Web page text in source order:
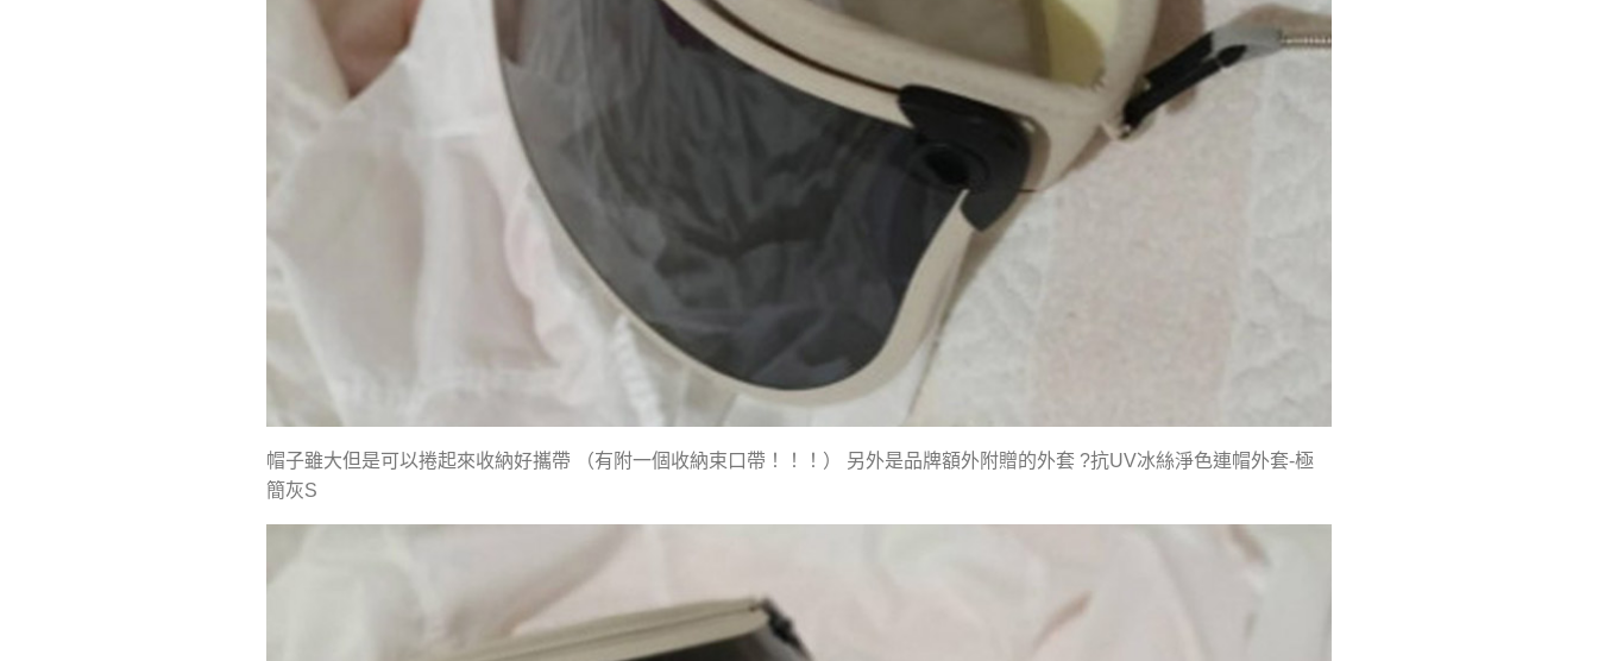
帽子雖大但是可以捲起來收納好攜帶 （有附一個收納束口帶！！！） 另外是品牌額外附贈的外套 ?抗UV冰絲淨色連帽外套-極
簡灰S